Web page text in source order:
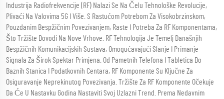
Industrija Radiofrekvencije (RF) Nalazi Se Na Čelu Tehnološke Revolucije,
Plivaći Na Valovima 5G I Više. S Rastućom Potrebom Za Visokobrzinskom,
Pouzdanim Bespžičnim Povezivanjem, Raste I Potreba Za RF Komponentama,
Što Tržište Dovodi Na Nove Vrhove. RF Tehnologija Je Temelj Današnjih
Bespžičnih Komunikacijskih Sustava, Omogućavajući Slanje I Primanje
Signala Za Širok Spektar Primjena. Od Pametnih Telefona I Tabletica Do
Baznih Stanica I Podatkovnih Centara, RF Komponente Su Ključne Za
Osiguravanje Neprekinutog Povezivanja. Tržište Za RF Komponente Očekuje
Da Će U Nastavku Godina Nastaviti Svoj Uzlazni Trend. Prema Nedavnim